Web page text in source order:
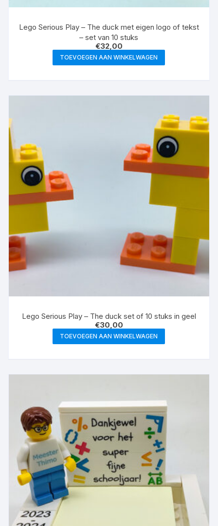
Lego Serious Play – The duck met eigen logo of tekst
– set van 10 stuks
€32,00
TOEVOEGEN AAN WINKELWAGEN
Lego Serious Play – The duck set of 10 stuks in geel
€30,00
TOEVOEGEN AAN WINKELWAGEN